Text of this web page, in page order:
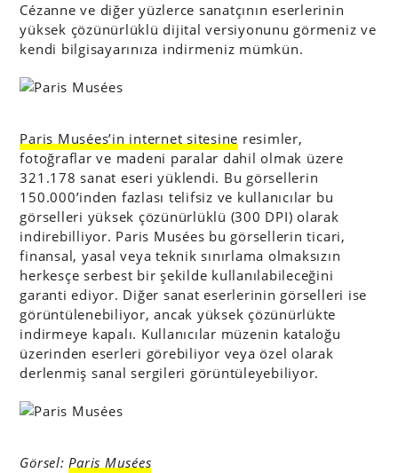
Cézanne ve diğer yüzlerce sanatçının eserlerinin
yüksek çözünürlüklü dijital versiyonunu görmeniz ve
kendi bilgisayarınıza indirmeniz mümkün.
Paris Musées’in internet sitesine resimler,
fotoğraflar ve madeni paralar dahil olmak üzere
321.178 sanat eseri yüklendi. Bu görsellerin
150.000’inden fazlası telifsiz ve kullanıcılar bu
görselleri yüksek çözünürlüklü (300 DPI) olarak
indirebilliyor. Paris Musées bu görsellerin ticari,
finansal, yasal veya teknik sınırlama olmaksızın
herkesçe serbest bir şekilde kullanılabileceğini
garanti ediyor. Diğer sanat eserlerinin görselleri ise
görüntülenebiliyor, ancak yüksek çözünürlükte
indirmeye kapalı. Kullanıcılar müzenin kataloğu
üzerinden eserleri görebiliyor veya özel olarak
derlenmiş sanal sergileri görüntüleyebiliyor.
Görsel:Paris Musées